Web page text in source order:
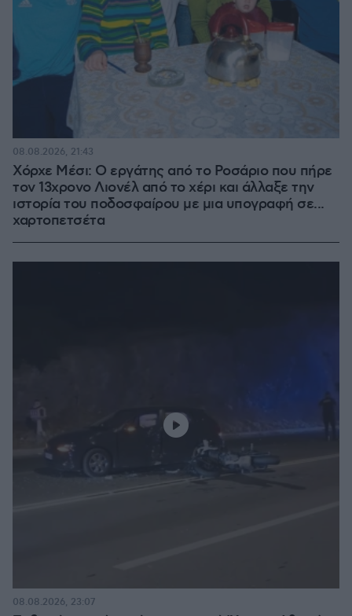
Χόρχε Μέσι: Ο εργάτης από το Ροσάριο που πήρε
τον 13χρονο Λιονέλ από το χέρι και άλλαξε την
ιστορία του ποδοσφαίρου με μια υπογραφή σε...
χαρτοπετσέτα
08.08.2026, 21:43
08.08.2026, 23:07